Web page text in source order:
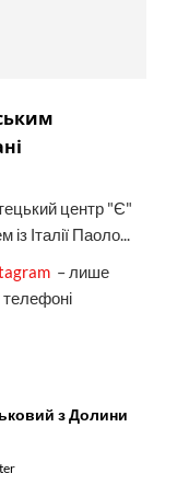
центр "Є"
Італії Паоло...
– лише
телефоні
з Долини